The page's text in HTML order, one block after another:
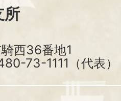
所
西36番地1
73-1111（代表）